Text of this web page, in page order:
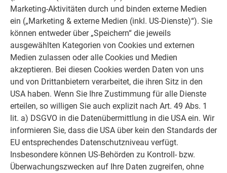
Marketing-Aktivitäten durch und binden externe Medien
ein („Marketing & externe Medien (inkl. US-Dienste)“). Sie
können entweder über „Speichern“ die jeweils
ausgewählten Kategorien von Cookies und externen
Medien zulassen oder alle Cookies und Medien
akzeptieren. Bei diesen Cookies werden Daten von uns
und von Drittanbietern verarbeitet, die ihren Sitz in den
USA haben. Wenn Sie Ihre Zustimmung für alle Dienste
erteilen, so willigen Sie auch explizit nach Art. 49 Abs. 1
lit. a) DSGVO in die Datenübermittlung in die USA ein. Wir
informieren Sie, dass die USA über kein den Standards der
EU entsprechendes Datenschutzniveau verfügt.
Insbesondere können US-Behörden zu Kontroll- bzw.
Überwachungszwecken auf Ihre Daten zugreifen, ohne
ERFAHRUNGSBERICHTE
ZUFRIEDENE KUNDEN
Ob Bauherr, Sanierer, Verarbeiter oder
Architekt - die Zufriedenheit all
unserer Kunden liegt uns am Herzen.
Deshalb versuchen wir als PREFA in
allen Phasen Ihres Projektes als
starker Begleiter zur Seite zu stehen.
Überzeugen Sie sich selbst!
WEITERLESEN